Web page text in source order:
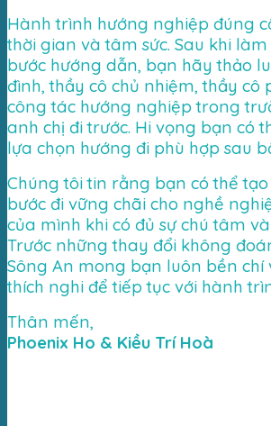
Hành trình hướng nghiệp đúng
thời gian và tâm sức. Sau khi
bước hướng dẫn, bạn hãy thảo
đình, thầy cô chủ nhiệm, thầy cô
công tác hướng nghiệp trong
anh chị đi trước. Hi vọng bạn có
lựa chọn hướng đi phù hợp sau
Chúng tôi tin rằng bạn có thể
bước đi vững chãi cho nghề
của mình khi có đủ sự chú tâm
Trước những thay đổi không
Sông An mong bạn luôn bền chí
thích nghi để tiếp tục với hành
Thân mến,
Phoenix Ho & Kiều Trí Hoà